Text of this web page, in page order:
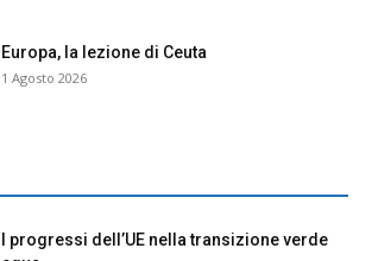
Europa, la lezione di Ceuta
1 Agosto 2026
I progressi dell’UE nella transizione verde